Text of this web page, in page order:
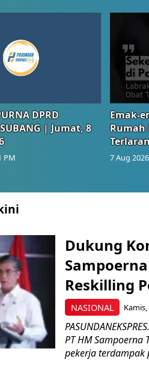
DPRD
| Jumat, 8
PM
Emak-
Rumah
7 Aug
NASIONAL
Dukung
Reskilling
Kamis,
PT HM
pekerja terdampak